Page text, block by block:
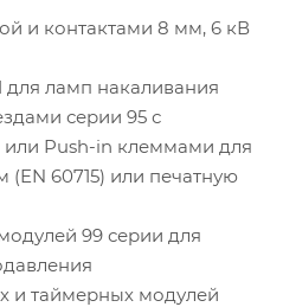
и контактами 8 мм, 6 кВ
для ламп накаливания
серии 95 с
Push-in клеммами для
(EN 60715) или печатную
99 серии для
и таймерных модулей